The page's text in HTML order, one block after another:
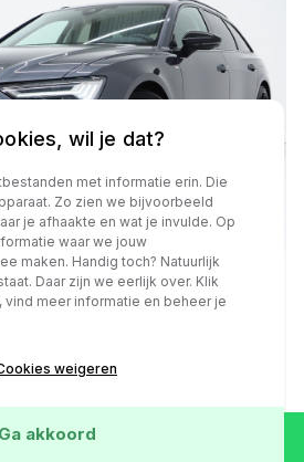
360 | B&O Audio | Memory |
wil je dat?
met informatie erin. Die
Zo zien we bijvoorbeeld
je afhaakte en wat je invulde. Op
waar we jouw
maken. Handig toch? Natuurlijk
Daar zijn we eerlijk over. Klik
vind meer informatie en beheer je
weigeren
Ga akkoord